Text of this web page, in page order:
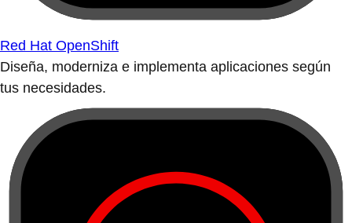
Red Hat OpenShift
Diseña, moderniza e implementa aplicaciones según
tus necesidades.